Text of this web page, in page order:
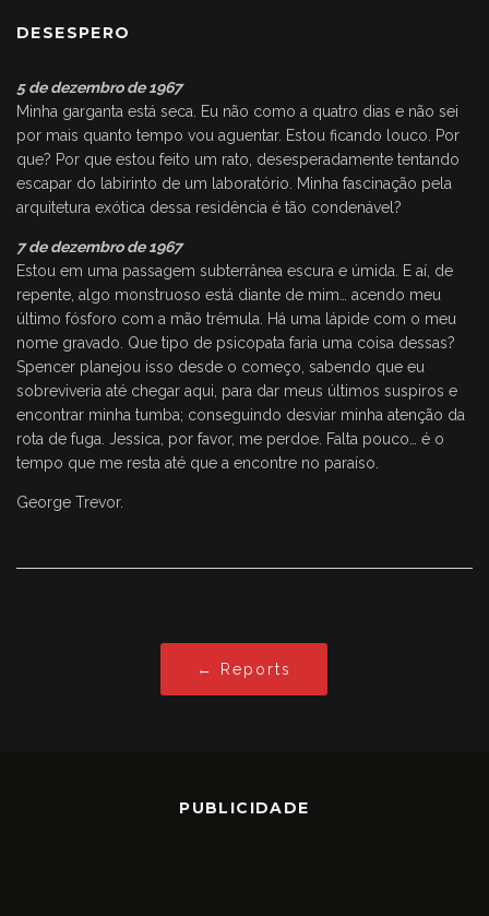
DESESPERO
5 de dezembro de 1967
Minha garganta está seca. Eu não como a quatro dias e não sei
por mais quanto tempo vou aguentar. Estou ficando louco. Por
que? Por que estou feito um rato, desesperadamente tentando
escapar do labirinto de um laboratório. Minha fascinação pela
arquitetura exótica dessa residência é tão condenável?
7 de dezembro de 1967
Estou em uma passagem subterrânea escura e úmida. E aí, de
repente, algo monstruoso está diante de mim… acendo meu
último fósforo com a mão trêmula. Há uma lápide com o meu
nome gravado. Que tipo de psicopata faria uma coisa dessas?
Spencer planejou isso desde o começo, sabendo que eu
sobreviveria até chegar aqui, para dar meus últimos suspiros e
encontrar minha tumba; conseguindo desviar minha atenção da
rota de fuga. Jessica, por favor, me perdoe. Falta pouco… é o
tempo que me resta até que a encontre no paraíso.
George Trevor.
← Reports
PUBLICIDADE